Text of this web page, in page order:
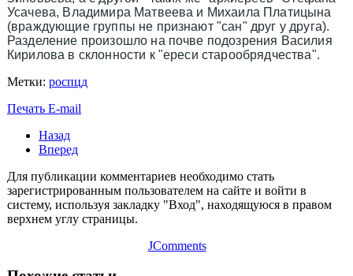
Усачева, Владимира Матвеева и Михаила Платицына
(враждующие группы не признают "сан" друг у друга).
Разделение произошло на почве подозрения Василия
Кирилова в склонности к "ереси старообрядчества".
Метки: роспцд
Печать E-mail
Назад
Вперед
Для публикации комментариев необходимо стать
зарегистрированным пользователем на сайте и войти в
систему, используя закладку "Вход", находящуюся в правом
верхнем углу страницы.
JComments